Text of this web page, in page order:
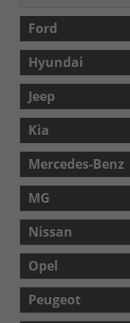
Ford
Hyundai
Jeep
Kia
Mercedes-Benz
MG
Nissan
Opel
Peugeot